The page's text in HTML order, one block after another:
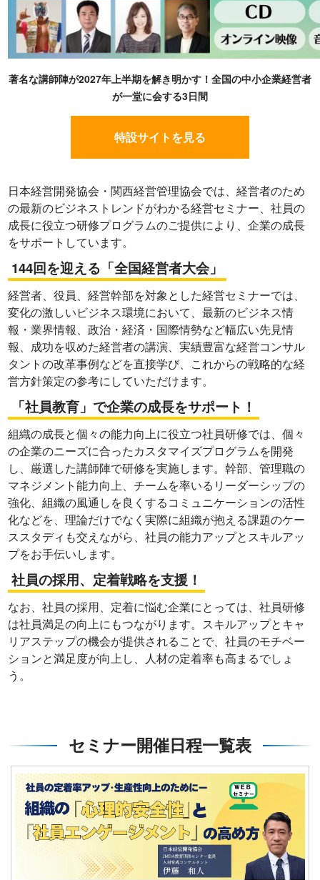
著名な講師陣が2027年上半期を解き明かす！全国の中小企業経営者
が一堂に会する3日間
特設サイトを見る
日本経営開発協会・関西経営管理協会では、経営者のため
の最新のビジネストレンドがわかる経営セミナー、社員の
成長に役立つ研修プログラムのご提供により、企業の成長
をサポートしています。
144回を迎える「全国経営者大会」
経営者、役員、経営幹部を対象とした経営セミナーでは、
変化の激しいビジネス環境において、最新のビジネス情
報・業界情報、政治・経済・国際情勢など幅広い先見情
報、成功を収めた経営者の講演、実績豊富な経営コンサル
タントの改革事例などを直接学び、これからの戦略的な経
営方針策定の参考にしていただけます。
「社員教育」で企業の成長をサポート！
組織の成長と個々の能力向上に役立つ社員研修では、個々
の企業のニーズに合ったカスタマイズプログラムを開発
し、厳選した講師陣で研修を実施します。幹部、管理職の
マネジメント能力向上、チームを率いるリーダーシップの
強化、組織の風通しを良くするコミュニケーションの活性
化などを、理論だけでなく実際に組織が抱える課題のケー
ススタディも交えながら、社員の能力アップとスキルアッ
プをお手伝いします。
社員の採用、定着戦略を支援！
なお、社員の採用、定着に悩む企業にとっては、社員研修
は社員満足の向上にもつながります。スキルアップとキャ
リアステップの機会が提供されることで、社員のモチベー
ションと満足度が向上し、人材の定着率も高まるでしょ
う。
セミナー開催日程一覧表